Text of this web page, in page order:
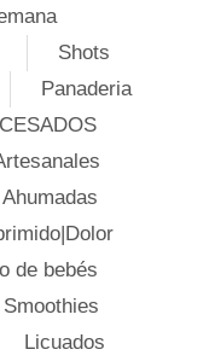
Shots
Panaderia
de bebés
Smoothies
Licuados